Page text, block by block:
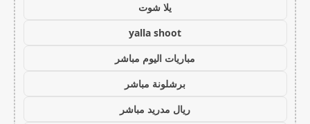
يلا شوت
yalla shoot
مباريات اليوم مباشر
برشلونة مباشر
ريال مدريد مباشر